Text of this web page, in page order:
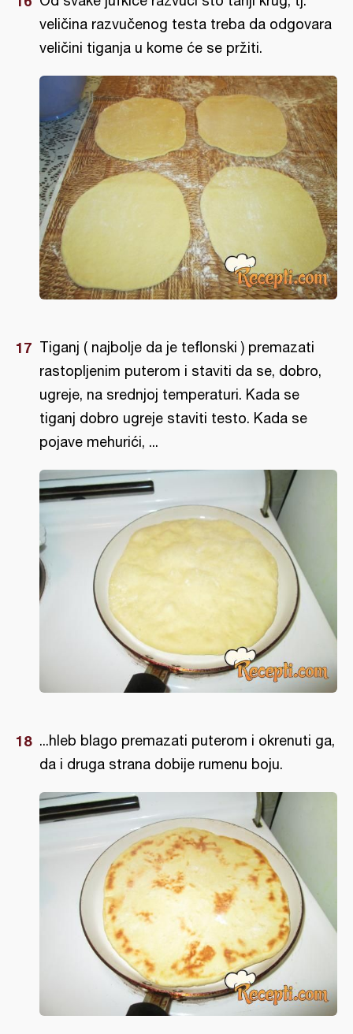
veličina razvučenog testa treba da odgovara
veličini tiganja u kome će se pržiti.
Tiganj ( najbolje da je teflonski ) premazati
rastopljenim puterom i staviti da se, dobro,
ugreje, na srednjoj temperaturi. Kada se
tiganj dobro ugreje staviti testo. Kada se
pojave mehurići, ...
...hleb blago premazati puterom i okrenuti ga,
da i druga strana dobije rumenu boju.